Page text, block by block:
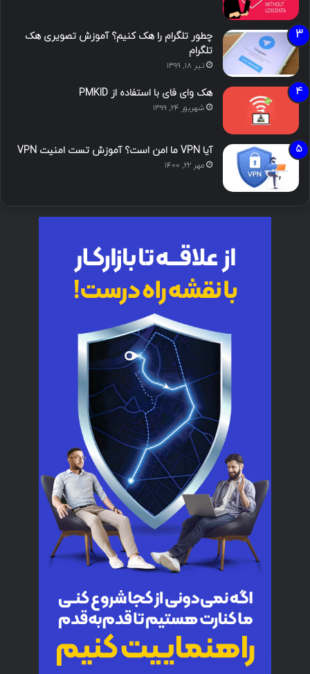
چطور تلگرام را هک کنیم؟ آموزش تصویری هک
تلگرام
تیر ۱۸, ۱۳۹۹
هک وای فای با استفاده از PMKID
شهریور ۲۴, ۱۳۹۹
آیا VPN ما امن است؟ آموزش تست امنیت VPN
مهر ۲۲, ۱۴۰۰